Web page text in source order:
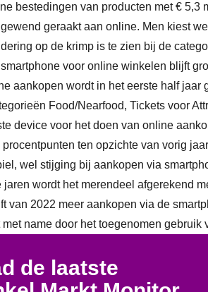
bestedingen van producten met € 5,3
geraakt aan online. Men kiest
op de krimp is te zien bij de
voor online winkelen blijft
aankopen wordt in het eerste half
Food/Nearfood, Tickets voor
device voor het doen van online
ten opzichte van vorig
wel stijging bij aankopen via
jaren wordt het merendeel afgerekend
van 2022 meer aankopen via de
name door het toegenomen
de laatste